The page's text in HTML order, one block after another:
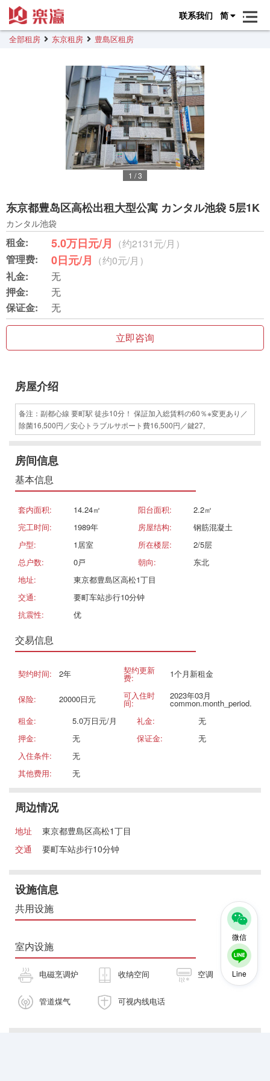
微信
Line
联系我们 简
全部租房 东京租房 豊島区租房
1 /3
东京都豊岛区高松出租大型公寓 カンタル池袋 5层1K
カンタル池袋
租金: 5.0万日元/月 （约2131元/月）
管理费:
0日元/月 （约0元/月）
礼金:
无
押金:
无
保证金:
无
立即咨询
房屋介绍
备注：副都心線 要町駅 徒歩10分！ 保証加入総賃料の60％※変更あり／
除菌16,500円／安心トラブルサポート費16,500円／鍵27,
房间信息
基本信息
套内面积: 14.24㎡ 阳台面积:
2.2㎡
完工时间:
1989年 房屋结构:
钢筋混凝土
户型:
1居室 所在楼层:
2/5层
总户数:
0戸 朝向:
东北
地址:
東京都豊島区高松1丁目
交通:
要町车站步行10分钟
抗震性:
优
交易信息
契约时间: 2年 契约更新
费: 1个月新租金
保险: 20000日元 可入住时
间:
2023年03月
common.month_period.
租金:
5.0万日元/月 礼金:
无
押金:
无 保证金:
无
入住条件:
无
其他费用:
无
周边情况
地址
東京都豊島区高松1丁目
交通
要町车站步行10分钟
设施信息
共用设施
室内设施
电磁烹调炉 收纳空间 空调
管道煤气 可视内线电话